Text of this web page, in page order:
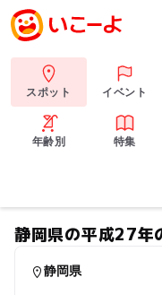
スポット イベント
年齢別 特集
静岡県の平成27年
静岡県